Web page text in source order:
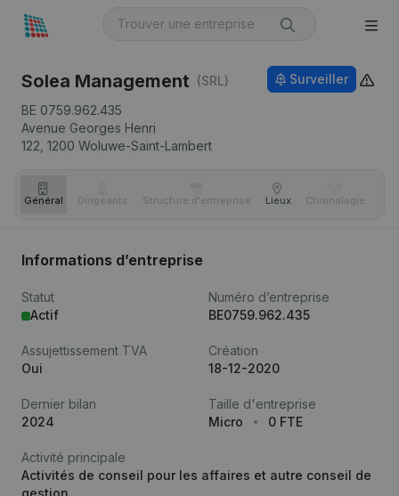
Solea Management (SRL)
BE 0759.962.435
Avenue Georges Henri
122, 1200 Woluwe-Saint-Lambert
Surveiller
Général Dirigeants Structure d'entreprise Lieux Chronologie
Informations d’entreprise
Statut
Actif
Numéro d’entreprise
BE0759.962.435
Assujettissement TVA
Oui
Création
18-12-2020
Dernier bilan
2024
Taille d'entreprise
Micro
0 FTE
Activité principale
Activités de conseil pour les affaires et autre conseil de
gestion